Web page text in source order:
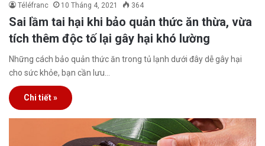
Téléfranc 10 Tháng 4, 2021 364
Sai lầm tai hại khi bảo quản thức ăn thừa, vừa
tích thêm độc tố lại gây hại khó lường
Những cách bảo quản thức ăn trong tủ lạnh dưới đây dễ gây hại
cho sức khỏe, bạn cần lưu…
Chi tiết »